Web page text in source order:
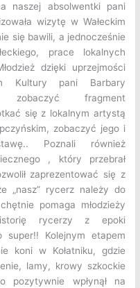
naszej absolwentki pani
wizytę w Wałeckim
się bawili, a jednocześnie
prace lokalnych
dzięki uprzejmości
Kultury pani Barbary
fragment
się z lokalnym artystą
zobaczyć jego i
Poznali również
, który przebrał
zaprezentować się z
„nasz” rycerz należy do
pomaga młodzieży
rycerzy z epoki
super!! Kolejnym etapem
koni w Kołatniku, gdzie
lamy, krowy szkockie
pozytywnie wpłynął na